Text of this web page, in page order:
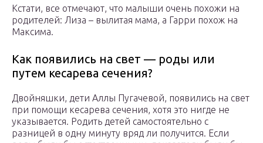
Кстати, все отмечают, что малыши очень похожи на
родителей: Лиза – вылитая мама, а Гарри похож на
Максима.
Как появились на свет — роды или
путем кесарева сечения?
Двойняшки, дети Аллы Пугачевой, появились на свет
при помощи кесарева сечения, хотя это нигде не
указывается. Родить детей самостоятельно с
разницей в одну минуту вряд ли получится. Если